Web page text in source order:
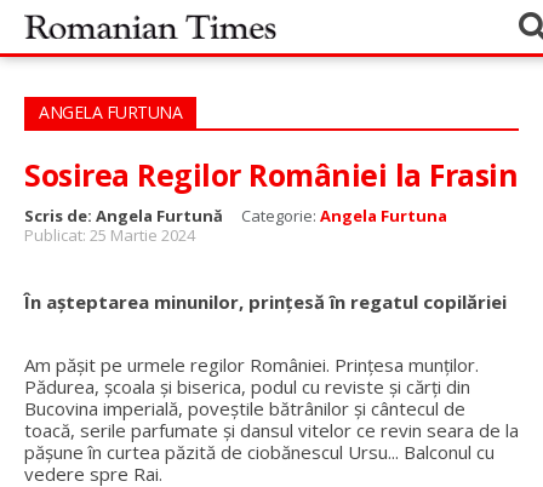
ANGELA FURTUNA
Sosirea Regilor României la Frasin
Scris de: Angela Furtună Categorie: Angela Furtuna
Publicat: 25 Martie 2024
În așteptarea minunilor, prințesă în regatul copilăriei
Am pășit pe urmele regilor României. Prințesa munților.
Pădurea, școala și biserica, podul cu reviste și cărți din
Bucovina imperială, poveștile bătrânilor și cântecul de
toacă, serile parfumate și dansul vitelor ce revin seara de la
pășune în curtea păzită de ciobănescul Ursu... Balconul cu
vedere spre Rai.